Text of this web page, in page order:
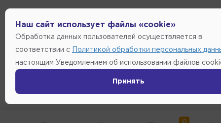
0
Наш сайт использует файлы «cookie»
Обработка данных пользователей осуществляется в
соответствии с Политикой обработки персональных
настоящим Уведомлением об использовании файлов
Принять